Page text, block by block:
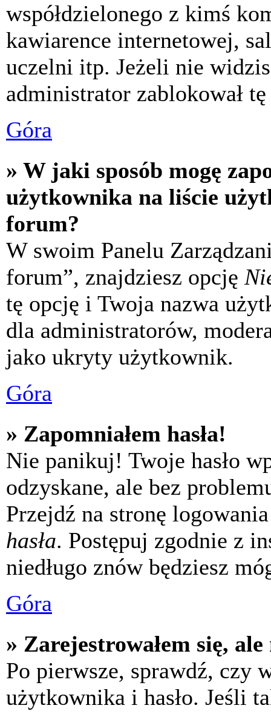
współdzielonego z kimś
kawiarence internetowej,
uczelni itp. Jeżeli nie
administrator zablokował
Góra
» W jaki sposób mogę
użytkownika na liście
forum?
W swoim Panelu
forum”, znajdziesz opcję
tę opcję i Twoja nazwa
dla administratorów,
jako ukryty użytkownik.
Góra
» Zapomniałem hasła!
Nie panikuj! Twoje hasło
odzyskane, ale bez
Przejdź na stronę
hasła. Postępuj zgodnie z
niedługo znów będziesz
Góra
» Zarejestrowałem się,
Po pierwsze, sprawdź, czy
użytkownika i hasło. Jeśli